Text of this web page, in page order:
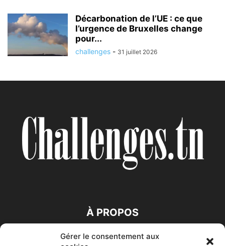
Gérer le consentement aux
Décarbonation de l’UE : ce que
l’urgence de Bruxelles change
pour...
challenges - 31 juillet 2026
À PROPOS
SUIVEZ NOUS